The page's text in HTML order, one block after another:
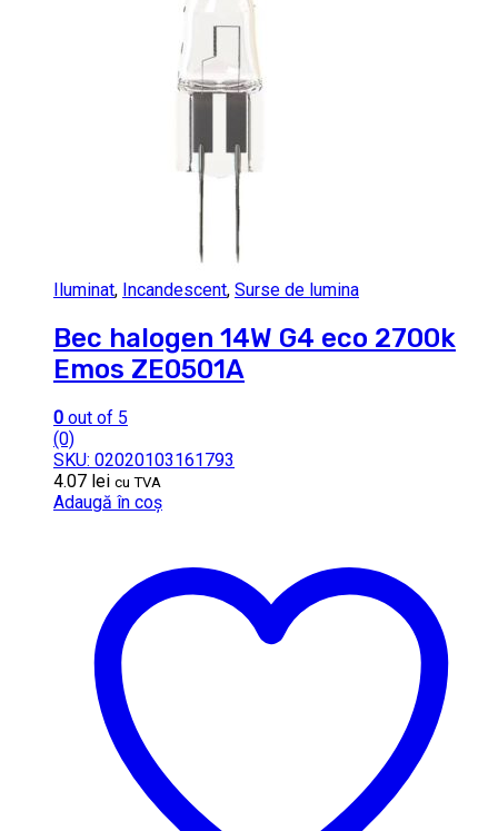
Iluminat, Incandescent, Surse de lumina
Bec halogen 14W G4 eco 2700k
Emos ZE0501A
0 out of 5
(0)
SKU: 02020103161793
4.07 lei cu TVA
Adaugă în coș